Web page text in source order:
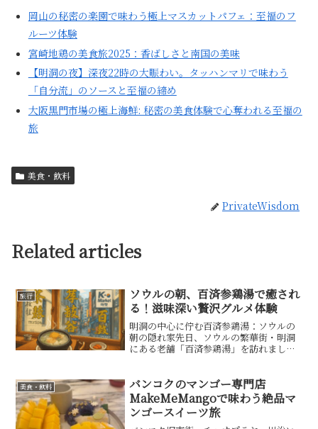
岡山の秘密の楽園で味わう極上マスカットパフェ：至福のフ
ルーツ体験
宮崎地鶏の美食旅2025：香ばしさと南国の美味
【明洞の夜】深夜22時の大賑わい。タッハンマリで味わう
「自分流」のソースと至福の締め
大阪黒門市場の極上海鮮: 秘密の美食体験で心奪われる至福の
旅
美食・飲料
PrivateWisdom
Related articles
旅行
ソウルの朝、百済参鶏湯で癒され
る！滋味深い贅沢グルメ体験
明洞の中心に佇む百済参鶏湯：ソウルの
朝の隠れ家先日、ソウルの繁華街・明洞
にある老舗「百済参鶏湯」を訪れまし
地下鉄4号線明洞駅6番出口または2号線
乙支路入口駅6番出口...
美食・飲料
バンコクのマンゴー専門店
MakeMeMangoで味わう絶品マ
ンゴースイーツ旅